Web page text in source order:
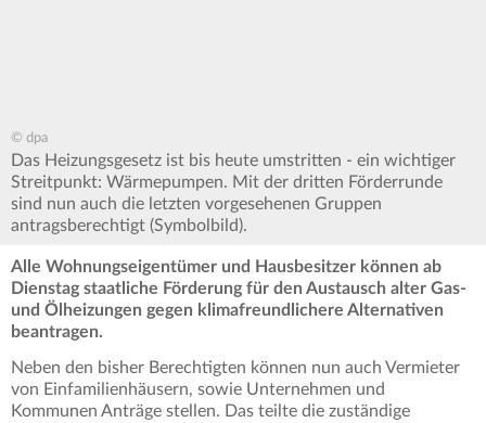
© dpa
Das Heizungsgesetz ist bis heute umstritten - ein wichtiger
Streitpunkt: Wärmepumpen. Mit der dritten Förderrunde
sind nun auch die letzten vorgesehenen Gruppen
antragsberechtigt (Symbolbild).
Alle Wohnungseigentümer und Hausbesitzer können ab
Dienstag staatliche Förderung für den Austausch alter Gas-
und Ölheizungen gegen klimafreundlichere Alternativen
beantragen.
Neben den bisher Berechtigten können nun auch Vermieter
von Einfamilienhäusern, sowie Unternehmen und
Kommunen Anträge stellen. Das teilte die zuständige